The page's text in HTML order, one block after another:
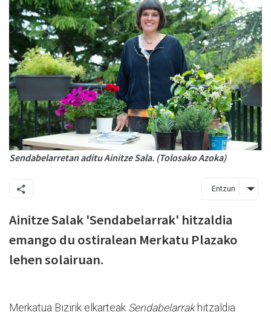
Sendabelarretan aditu Ainitze Sala. (Tolosako Azoka)
Entzun
Ainitze Salak 'Sendabelarrak' hitzaldia
emango du ostiralean Merkatu Plazako
lehen solairuan.
Merkatua Bizirik elkarteak Sendabelarrak hitzaldia